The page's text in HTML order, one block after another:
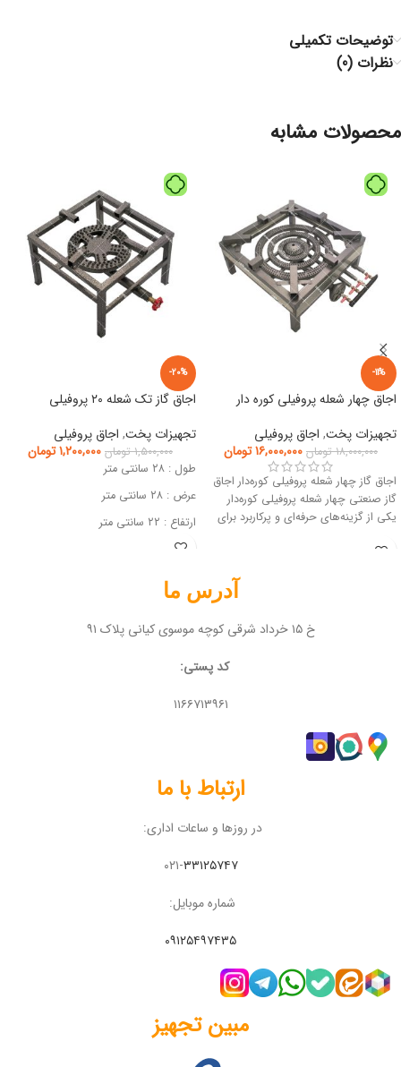
توضیحات تکمیلی
نظرات (0)
محصولات مشابه
-11%
اجاق چهار شعله پروفیلی کوره دار
تجهیزات پخت, اجاق پروفیلی
۱۸,۰۰۰,۰۰۰ تومان ۱۶,۰۰۰,۰۰۰تومان
اجاق گاز چهار شعله پروفیلی کوره‌دار اجاق
گاز صنعتی چهار شعله پروفیلی کوره‌دار
یکی از گزینه‌های حرفه‌ای و پرکاربرد برای
-20%
اجاق گاز تک شعله ۲۰ پروفیلی
تجهیزات پخت, اجاق پروفیلی
۱,۵۰۰,۰۰۰ تومان ۱,۲۰۰,۰۰۰تومان
طول : ۲۸ سانتی متر
عرض : ۲۸ سانتی متر
ارتفاع : ۲۲ سانتی متر
آدرس ما
خ ۱۵ خرداد شرقی کوچه موسوی کیانی پلاک ۹۱
کد پستی:
۱۱۶۶۷۱۳۹۶۱
ارتباط با ما
در روزها و ساعات اداری:
۰۲۱-۳۳۱۲۵۷۴۷
شماره موبایل:
۰۹۱۲۵۴۹۷۴۳۵
مبین تجهیز